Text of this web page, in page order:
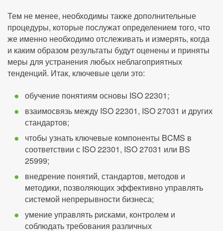
Тем не менее, необходимы также дополнительные
процедуры, которые послужат определением того, что
же именно необходимо отслеживать и измерять, когда
и каким образом результаты будут оценены и приняты
меры для устранения любых неблагоприятных
тенденций. Итак, ключевые цели это:
обучение понятиям основы ISO 22301;
взаимосвязь между ISO 22301, ISO 27031 и других
стандартов;
чтобы узнать ключевые компоненты BCMS в
соответствии с ISO 22301, ISO 27031 или BS
25999;
внедрение понятий, стандартов, методов и
методики, позволяющих эффективно управлять
системой непрерывности бизнеса;
умение управлять рисками, контролем и
соблюдать требования различных